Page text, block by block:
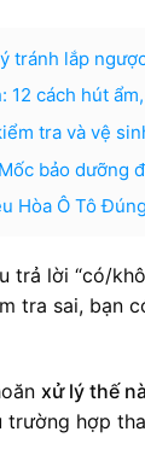
tránh lắp
cách hút
tra và vệ
bảo dưỡng
Hòa Ô Tô
trả lời “có/
tra sai, bạn
xử lý thế
hợp